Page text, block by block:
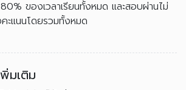
ของเวลาเรียนทั้งหมด และสอบผ่านไม่
แนนโดยรวมทั้งหมด
มเติม